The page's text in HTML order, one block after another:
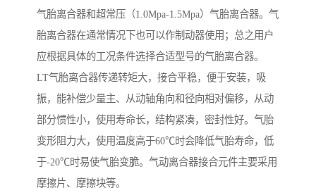
气胎离合器和超常压（1.0Mpa-1.5Mpa）气胎离合器。气
胎离合器在通常情况下也可以作制动器使用；总之用户
应根据具体的工况条件选择合适型号的气胎离合器。
LT气胎离合器传递转矩大，接合平稳，便于安装，吸
振，能补偿少量主、从动轴角向和径向相对偏移，从动
部分惯性小，使用寿命长，结构紧凑，密封性好。气胎
变形阻力大，使用温度高于60℃时会降低气胎寿命，低
于-20℃时易使气胎变脆。气动离合器接合元件主要采用
摩擦片、摩擦块等。